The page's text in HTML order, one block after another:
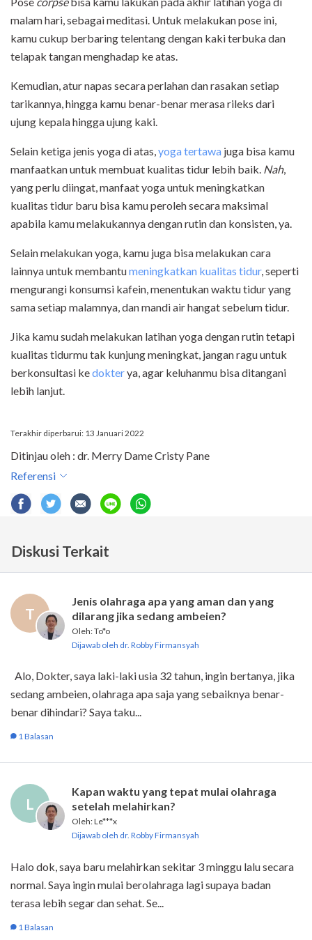
malam hari, sebagai meditasi. Untuk melakukan pose ini,
kamu cukup berbaring telentang dengan kaki terbuka dan
telapak tangan menghadap ke atas.
Kemudian, atur napas secara perlahan dan rasakan setiap
tarikannya, hingga kamu benar-benar merasa rileks dari
ujung kepala hingga ujung kaki.
Selain ketiga jenis yoga di atas, yoga tertawa juga bisa kamu
manfaatkan untuk membuat kualitas tidur lebih baik. Nah,
yang perlu diingat, manfaat yoga untuk meningkatkan
kualitas tidur baru bisa kamu peroleh secara maksimal
apabila kamu melakukannya dengan rutin dan konsisten, ya.
Selain melakukan yoga, kamu juga bisa melakukan cara
lainnya untuk membantumeningkatkan kualitas tidur, seperti
mengurangi konsumsi kafein, menentukan waktu tidur yang
sama setiap malamnya, dan mandi air hangat sebelum tidur.
Jika kamu sudah melakukan latihan yoga dengan rutin tetapi
kualitas tidurmu tak kunjung meningkat, jangan ragu untuk
berkonsultasi kedokterya, agar keluhanmu bisa ditangani
lebih lanjut.
Terakhir diperbarui: 13 Januari 2022